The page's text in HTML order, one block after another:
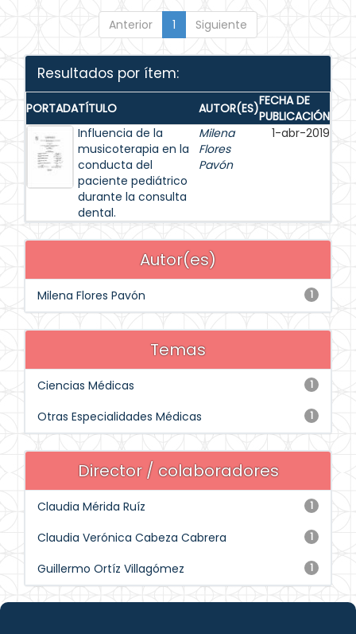
Anterior 1 Siguiente
Resultados por ítem:
PORTADATÍTULO AUTOR(ES)FECHA DE
PUBLICACIÓN
Influencia de la
musicoterapia en la
conducta del
paciente pediátrico
durante la consulta
dental.
Milena
Flores
Pavón
1-abr-2019
Autor(es)
1
Milena Flores Pavón
Temas
1
Ciencias Médicas
1
Otras Especialidades Médicas
Director / colaboradores
1
Claudia Mérida Ruíz
1
Claudia Verónica Cabeza Cabrera
1
Guillermo Ortíz Villagómez